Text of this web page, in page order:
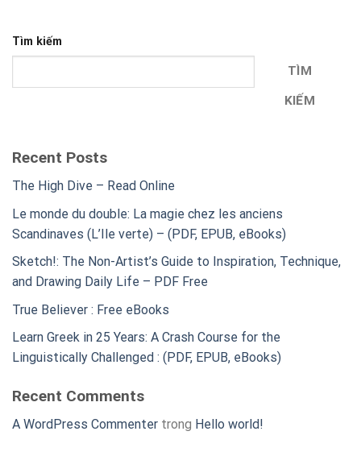
Tìm kiếm
TÌM
KIẾM
Recent Posts
The High Dive – Read Online
Le monde du double: La magie chez les anciens
Scandinaves (L’Ile verte) – (PDF, EPUB, eBooks)
Sketch!: The Non-Artist’s Guide to Inspiration, Technique,
and Drawing Daily Life – PDF Free
True Believer : Free eBooks
Learn Greek in 25 Years: A Crash Course for the
Linguistically Challenged : (PDF, EPUB, eBooks)
Recent Comments
A WordPress Commenter trong Hello world!